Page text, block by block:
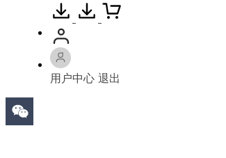
用户中心 退出